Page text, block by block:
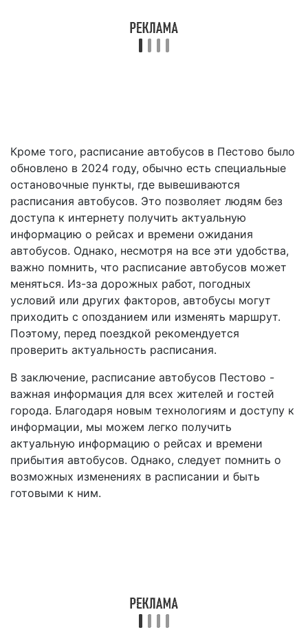
Кроме того, расписание автобусов в Пестово было
обновлено в 2024 году, обычно есть специальные
остановочные пункты, где вывешиваются
расписания автобусов. Это позволяет людям без
доступа к интернету получить актуальную
информацию о рейсах и времени ожидания
автобусов. Однако, несмотря на все эти удобства,
важно помнить, что расписание автобусов может
меняться. Из-за дорожных работ, погодных
условий или других факторов, автобусы могут
приходить с опозданием или изменять маршрут.
Поэтому, перед поездкой рекомендуется
проверить актуальность расписания.
В заключение, расписание автобусов Пестово -
важная информация для всех жителей и гостей
города. Благодаря новым технологиям и доступу к
информации, мы можем легко получить
актуальную информацию о рейсах и времени
прибытия автобусов. Однако, следует помнить о
возможных изменениях в расписании и быть
готовыми к ним.